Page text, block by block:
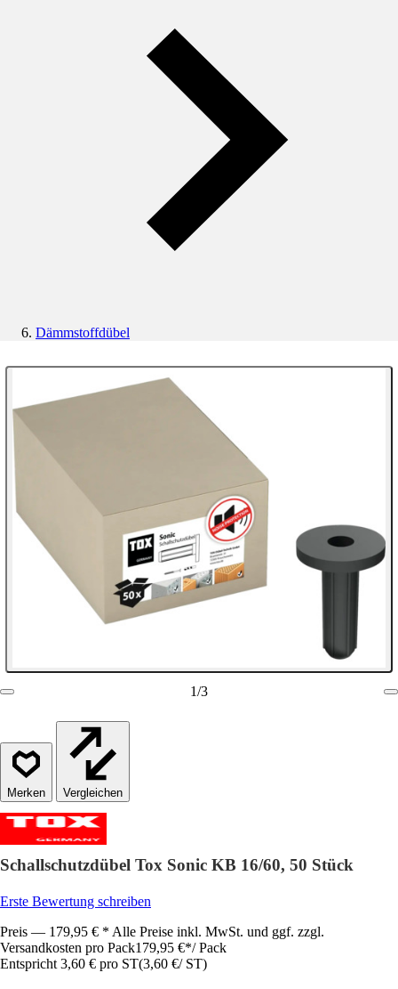
Dämmstoffdübel
1/3
Vergleichen
Schallschutzdübel Tox Sonic KB 16/60, 50 Stück
Erste Bewertung schreiben
Preis — 179,95 € * Alle Preise inkl. MwSt. und ggf. zzgl.
Versandkosten pro Pack179,95 €*/ Pack
Entspricht 3,60 € pro ST(3,60 €/ ST)